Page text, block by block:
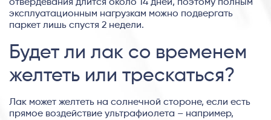
отвердевания длится около 14 дней, поэтому полным
эксплуатационным нагрузкам можно подвергать
паркет лишь спустя 2 недели.
Будет ли лак со временем
желтеть или трескаться?
Лак может желтеть на солнечной стороне, если есть
прямое воздействие ультрафиолета – например,